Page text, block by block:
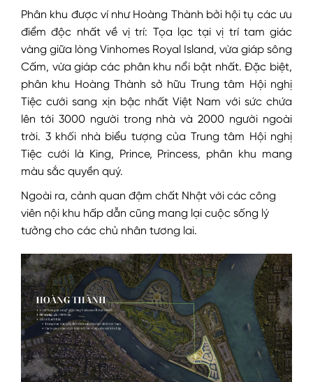
Phân khu được ví như Hoàng Thành bởi hội tụ các ưu
điểm độc nhất về vị trí:
Tọa lạc tại vị trí tam giác
vàng giữa lòng Vinhomes Royal Island, vừa giáp sông
Cấm, vừa giáp các phân khu nổi bật nhất.Đặc biệt,
phân khu Hoàng Thành sở hữu Trung tâm Hội nghị
Tiệc cưới sang xịn bậc nhất Việt Nam với sức chứa
lên tới 3000 người trong nhà và 2000 người ngoài
trời. 3 khối nhà biểu tượng của Trung tâm Hội nghị
Tiệc cưới là King, Prince, Princess, phân khu mang
màu sắc quyền quý.
Ngoài ra, cảnh quan đậm chất Nhật với các công
viên nội khu hấp dẫn cũng mang lại cuộc sống lý
tưởng cho các chủ nhân tương lai.